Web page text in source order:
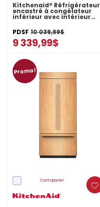
Kitchenaid® Réfrigérateur
encastré à congélateur
inférieur avec intérieur
KBBL336SPS
PDSF 10 039,99$
9 339,99$
Promo!
Comparer